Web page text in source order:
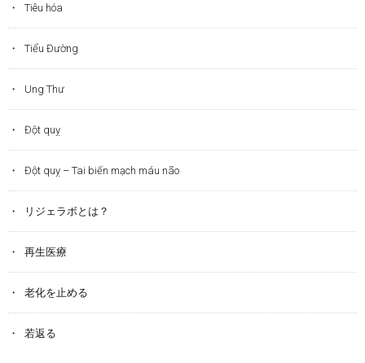
Tiêu hóa
Tiểu Đường
Ung Thư
Đột quỵ
Đột quỵ – Tai biến mạch máu não
リジェラボとは？
再生医療
老化を止める
若返る